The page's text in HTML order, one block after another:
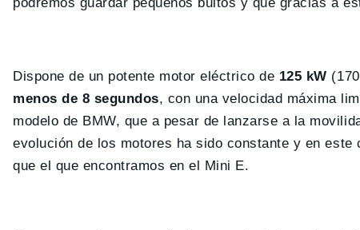
Dispone de un potente motor eléctrico de 125 kW
menos de 8 segundos, con una velocidad máxima
modelo de BMW, que a pesar de lanzarse a la
evolución de los motores ha sido constante y en
que el que encontramos en el Mini E.